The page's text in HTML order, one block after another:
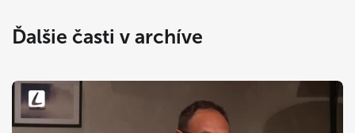
Ďalšie časti v archíve